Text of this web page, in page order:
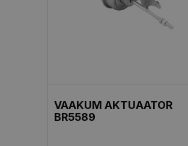
VAAKUM AKTUAATOR
BR5589